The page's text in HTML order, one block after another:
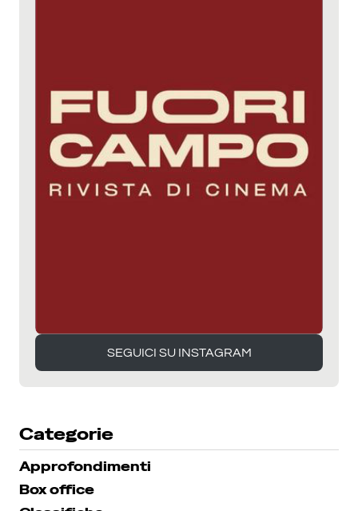
SEGUICI SU INSTAGRAM
Categorie
Approfondimenti
Box office